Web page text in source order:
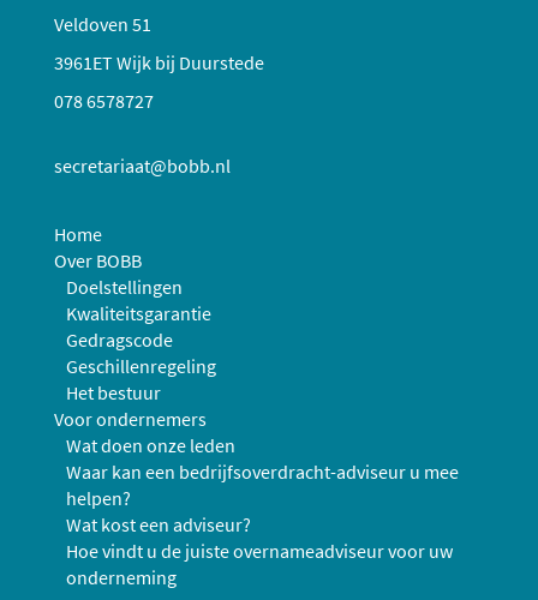
Veldoven 51
3961ET Wijk bij Duurstede
078 6578727
secretariaat@bobb.nl
Home
Over BOBB
Doelstellingen
Kwaliteitsgarantie
Gedragscode
Geschillenregeling
Het bestuur
Voor ondernemers
Wat doen onze leden
Waar kan een bedrijfsoverdracht-adviseur u mee
helpen?
Wat kost een adviseur?
Hoe vindt u de juiste overnameadviseur voor uw
onderneming